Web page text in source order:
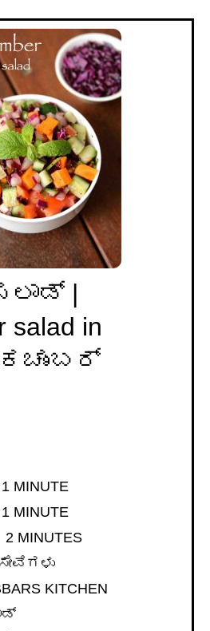
|
salad in
ಕಚುಂಬರ್
1MINUTE
MINUTE
1MINUTE
MINUTE
2MINUTES
MINUTES
ಸೇವೆಗಳು
KITCHEN